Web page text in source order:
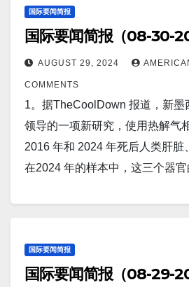
道，在中国特使称提及台湾”不可
论坛公报被撤下。 Screenshot 6
海洋温度突然开始以创纪录的速
正在慢慢回暖至正常温度，但仍
因。该地区确实每隔几年就会出
暖和寒冷阶段，但速度从未如此
7。据8月30日合众社消息，以色
杰宁哈马斯领导人在约旦河西岸
9。据AFP报道，菲律宾军事参谋
加大阻止力度后，美国已提出护
Screenshot 3。据华盛顿美联社
上调初步评估时表示，在强劲的
资的推动下，美国经济上季度以
的罕见降雨可能表明地球天气系
Screenshot 5。据The
林宫周四表示，俄罗斯总统弗拉
访问蒙古。蒙古是国际刑事法院
Insider报告称，一些中国银行非
对 400 个支持俄罗斯乌克兰战争
制。中国出口商现在要求运往俄
国际要闻简报
国际要闻简报（08-30-
AUGUST 29, 2024
COMMENTS
1。据TheCoolDown 报道，新墨
领导的一项新研究，使用热解气
2016 年和 2024 年死后人类肝脏
在2024 年的样本中，这三个器
Screenshot 2。据Markets
示，劳动力市场疲软已让美联储“
国际要闻简报
国际要闻简报（08-29-